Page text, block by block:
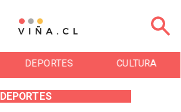
DEPORTES CULTURA
DEPORTES